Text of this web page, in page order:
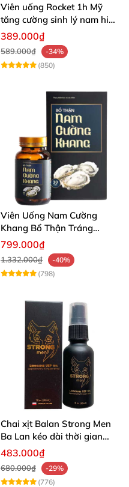
Viên uống Rocket 1h Mỹ
tăng cường sinh lý nam hiệu
quả
389.000₫
589.000₫
-34%
(850)
Viên Uống Nam Cường
Khang Bổ Thận Tráng
Dương Kéo Dài Thời Gian
799.000₫
1.332.000₫
-40%
(798)
Chai xịt Balan Strong Men
Ba Lan kéo dài thời gian
quan hệ
483.000₫
680.000₫
-29%
(776)